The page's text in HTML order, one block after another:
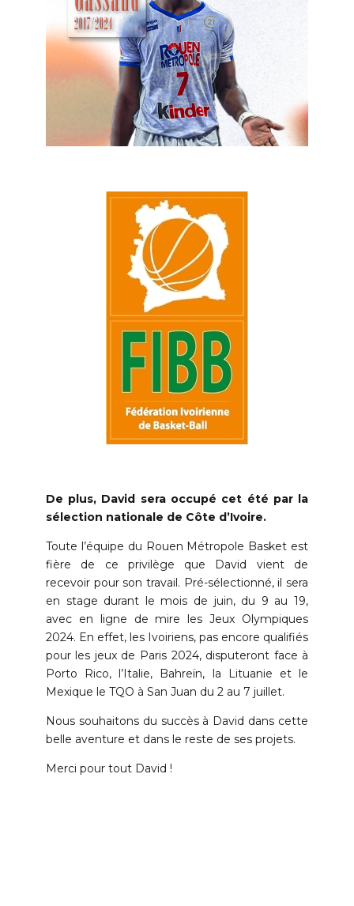
De plus, David sera occupé cet été par la
sélection nationale de Côte d’Ivoire.
Toute l’équipe du Rouen Métropole Basket est
fière de ce privilège que David vient de
recevoir pour son travail. Pré-sélectionné, il sera
en stage durant le mois de juin, du 9 au 19,
avec en ligne de mire les Jeux Olympiques
2024. En effet, les Ivoiriens, pas encore qualifiés
pour les jeux de Paris 2024, disputeront face à
Porto Rico, l’Italie, Bahreïn, la Lituanie et le
Mexique le TQO à San Juan du 2 au 7 juillet.
Nous souhaitons du succès à David dans cette
belle aventure et dans le reste de ses projets.
Merci pour tout David !